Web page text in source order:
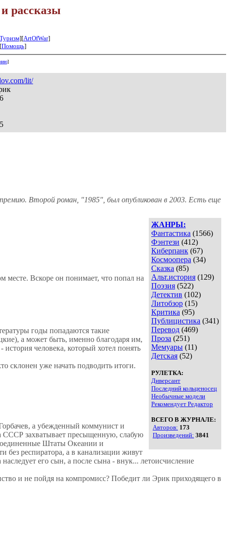
рассказы
][ArtOfWar]
Помощь]
]
lit/
Второй роман, "1985", был опубликован в 2003. Есть еще
ЖАНРЫ:
Фантастика (1566)
Фэнтези (412)
Киберпанк (67)
Космоопера (34)
Сказка (85)
Альт.история (129)
Поэзия (522)
Детектив (102)
Литобзор (15)
Критика (95)
Публицистика (341)
Перевод (469)
Проза (251)
Мемуары (11)
Детская (52)
РУЛЕТКА:
Диверсант
Последний кольценосец
Необычные модели
Рекомендует Редактор
ВСЕГО В ЖУРНАЛЕ:
Авторов: 173
Произведений: 3841
месте. Вскоре он понимает, что попал на
годы попадаются такие
а может быть, именно благодаря им,
человека, который хотел понять
уже начать подводить итоги.
а убежденный коммунист и
СССР захватывает пресыщенную, слабую
Штаты Океании и
без респиратора, а в канализации живут
его сын, а после сына - внук... летоисчисление
и не пойдя на компромисс? Победит ли Эрик приходящего в